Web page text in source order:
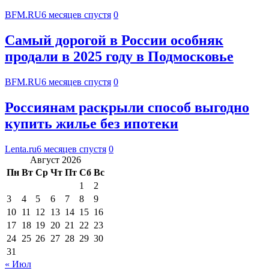
BFM.RU6 месяцев спустя 0
Самый дорогой в России особняк
продали в 2025 году в Подмосковье
BFM.RU6 месяцев спустя 0
Россиянам раскрыли способ выгодно
купить жилье без ипотеки
Lenta.ru6 месяцев спустя 0
Август 2026
Пн Вт Ср Чт Пт Сб Вс
1
2
3
4 5 6 7 8
9
10 11 12 13 14 15 16
17 18 19 20 21 22 23
24 25 26 27 28 29 30
31
« Июл